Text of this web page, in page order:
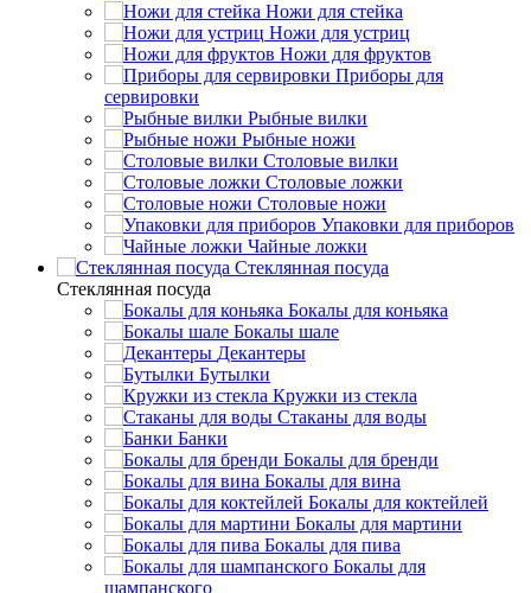
Ножи для стейка
Ножи для устриц
Ножи для фруктов
Приборы для
сервировки
Рыбные вилки
Рыбные ножи
Столовые вилки
Столовые ложки
Столовые ножи
Упаковки для приборов
Чайные ложки
Стеклянная посуда
Стеклянная посуда
Бокалы для коньяка
Бокалы шале
Декантеры
Бутылки
Кружки из стекла
Стаканы для воды
Банки
Бокалы для бренди
Бокалы для вина
Бокалы для коктейлей
Бокалы для мартини
Бокалы для пива
Бокалы для
шампанского